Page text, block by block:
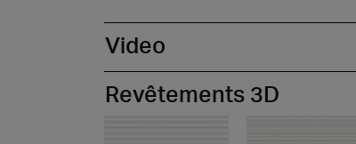
Video
Revêtements 3D